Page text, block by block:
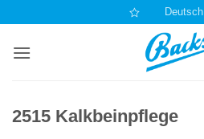
springen
Deutsch
2515 Kalkbeinpflege